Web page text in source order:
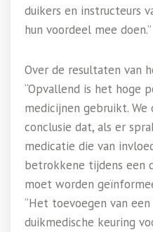
duikers en instructeurs
hun voordeel mee doen.”
Over de resultaten van
“Opvallend is het hoge
medicijnen gebruikt. We
conclusie dat, als er
medicatie die van
betrokkene tijdens een
moet worden
“Het toevoegen van
duikmedische keuring